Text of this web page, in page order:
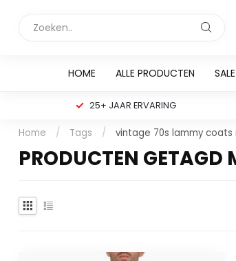
HOME ALLE PRODUCTEN
25+ JAAR ERVARING
Home / Tags / vintage 70s lammy coats
PRODUCTEN GETAGD